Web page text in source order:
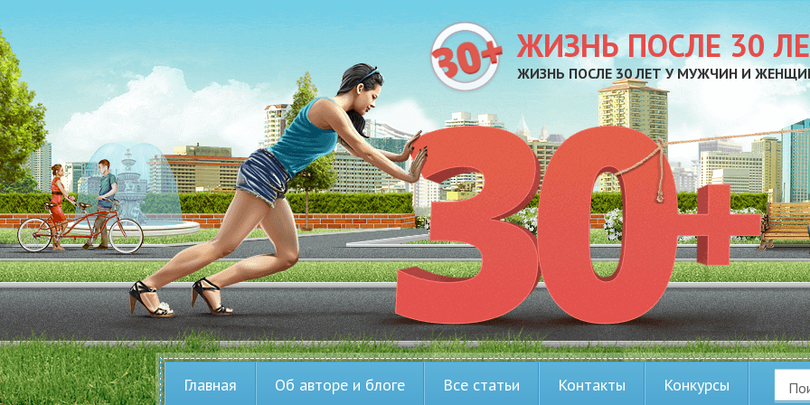
ЖИЗНЬ ПОСЛЕ 30
ЖИЗНЬ ПОСЛЕ 30 ЛЕТ У МУЖЧИН И
Главная Об авторе и блоге Все статьи Контакты Конкурсы